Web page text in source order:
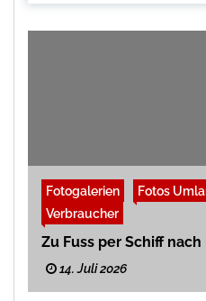
Fotogalerien Fotos
Verbraucher
Zu Fuss per Schiff
14. Juli 2026